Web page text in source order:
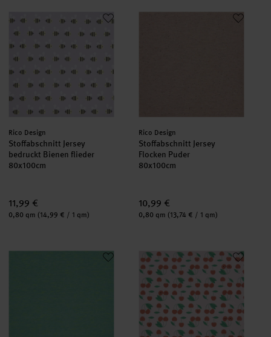
Stoffabschnitt Jersey bedruckt Bienen flieder 80x100cm
Hersteller:
Rico Design
Stoffabschnitt Jersey
bedruckt Bienen flieder
80x100cm
11,99 €
Inhalt:
0,80 qm (14,99 € / 1 qm)
Stoffabschnitt Jersey Flocken
Hersteller:
Rico Design
Stoffabschnitt Jersey
Flocken Puder
80x100cm
10,99 €
Inhalt:
0,80 qm (13,74 € / 1 qm)
Stoffabschnitt Jersey türkis/neon grün 80x100cm
Stoffabschnitt Jersey bedruckt